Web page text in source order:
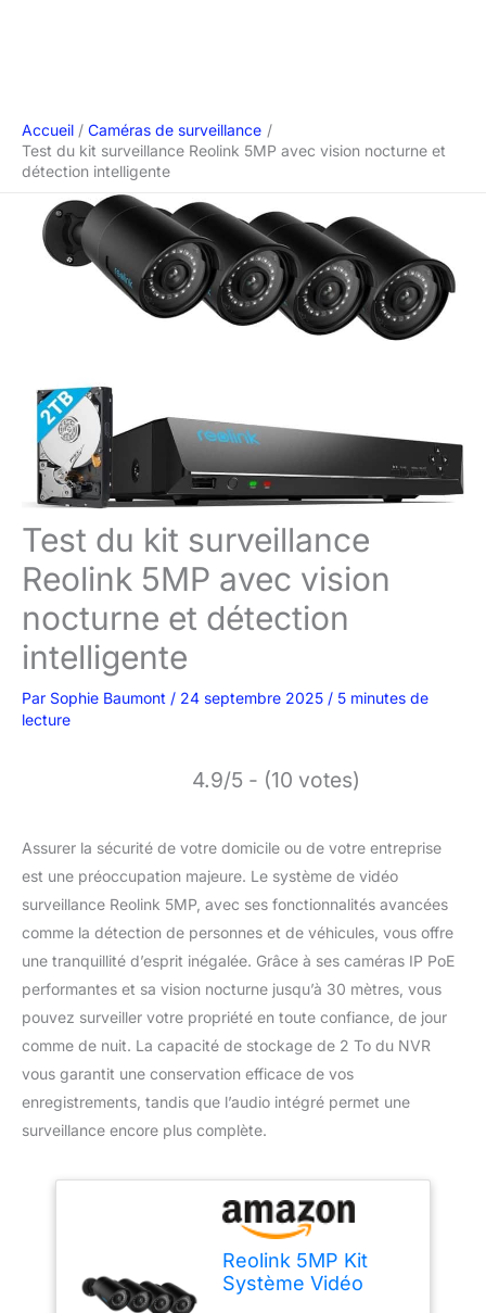
Accueil
Caméras de surveillance
Test du kit surveillance Reolink 5MP avec vision nocturne et
détection intelligente
Test du kit surveillance
Reolink 5MP avec vision
nocturne et détection
intelligente
Par Sophie Baumont / 24 septembre 2025 / 5 minutes de
lecture
4.9/5 - (10 votes)
Assurer la sécurité de votre domicile ou de votre entreprise
est une préoccupation majeure. Le système de vidéo
surveillance Reolink 5MP, avec ses fonctionnalités avancées
comme la détection de personnes et de véhicules, vous offre
une tranquillité d’esprit inégalée. Grâce à ses caméras IP PoE
performantes et sa vision nocturne jusqu’à 30 mètres, vous
pouvez surveiller votre propriété en toute confiance, de jour
comme de nuit. La capacité de stockage de 2 To du NVR
vous garantit une conservation efficace de vos
enregistrements, tandis que l’audio intégré permet une
surveillance encore plus complète.
Reolink 5MP Kit
Système Vidéo